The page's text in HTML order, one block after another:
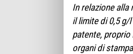
In relazione
il limite di 0,5 g/
patente,
organi di